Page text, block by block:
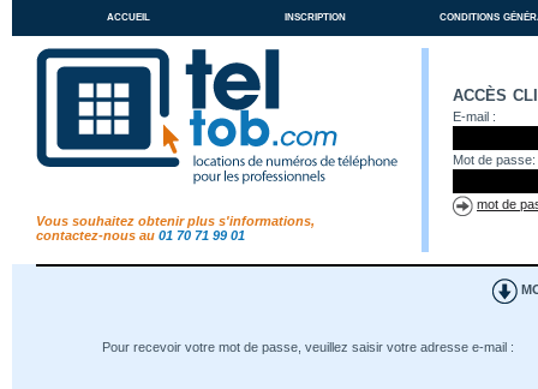
accueil inscription conditions
Vous souhaitez obtenir plus s'informations,
contactez-nous au 01 70 71 99 01
accès
E-mail :
Mot de passe:
mot de
Pour recevoir votre mot de passe, veuillez saisir votre adresse e-mail :